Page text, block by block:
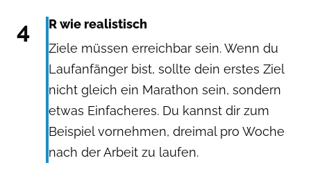
4
R wie realistisch
Ziele müssen erreichbar sein. Wenn du
Laufanfänger bist, sollte dein erstes Ziel
nicht gleich ein Marathon sein, sondern
etwas Einfacheres. Du kannst dir zum
Beispiel vornehmen, dreimal pro Woche
nach der Arbeit zu laufen.